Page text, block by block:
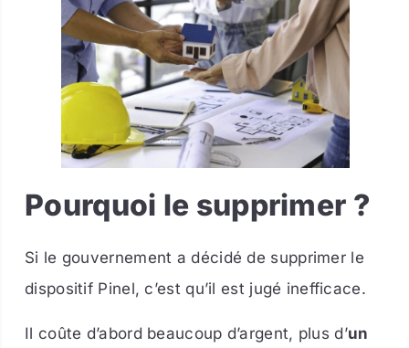
Pourquoi le supprimer ?
Si le gouvernement a décidé de supprimer le
dispositif Pinel, c’est qu’il est jugé inefficace.
Il coûte d’abord beaucoup d’argent, plus d’un